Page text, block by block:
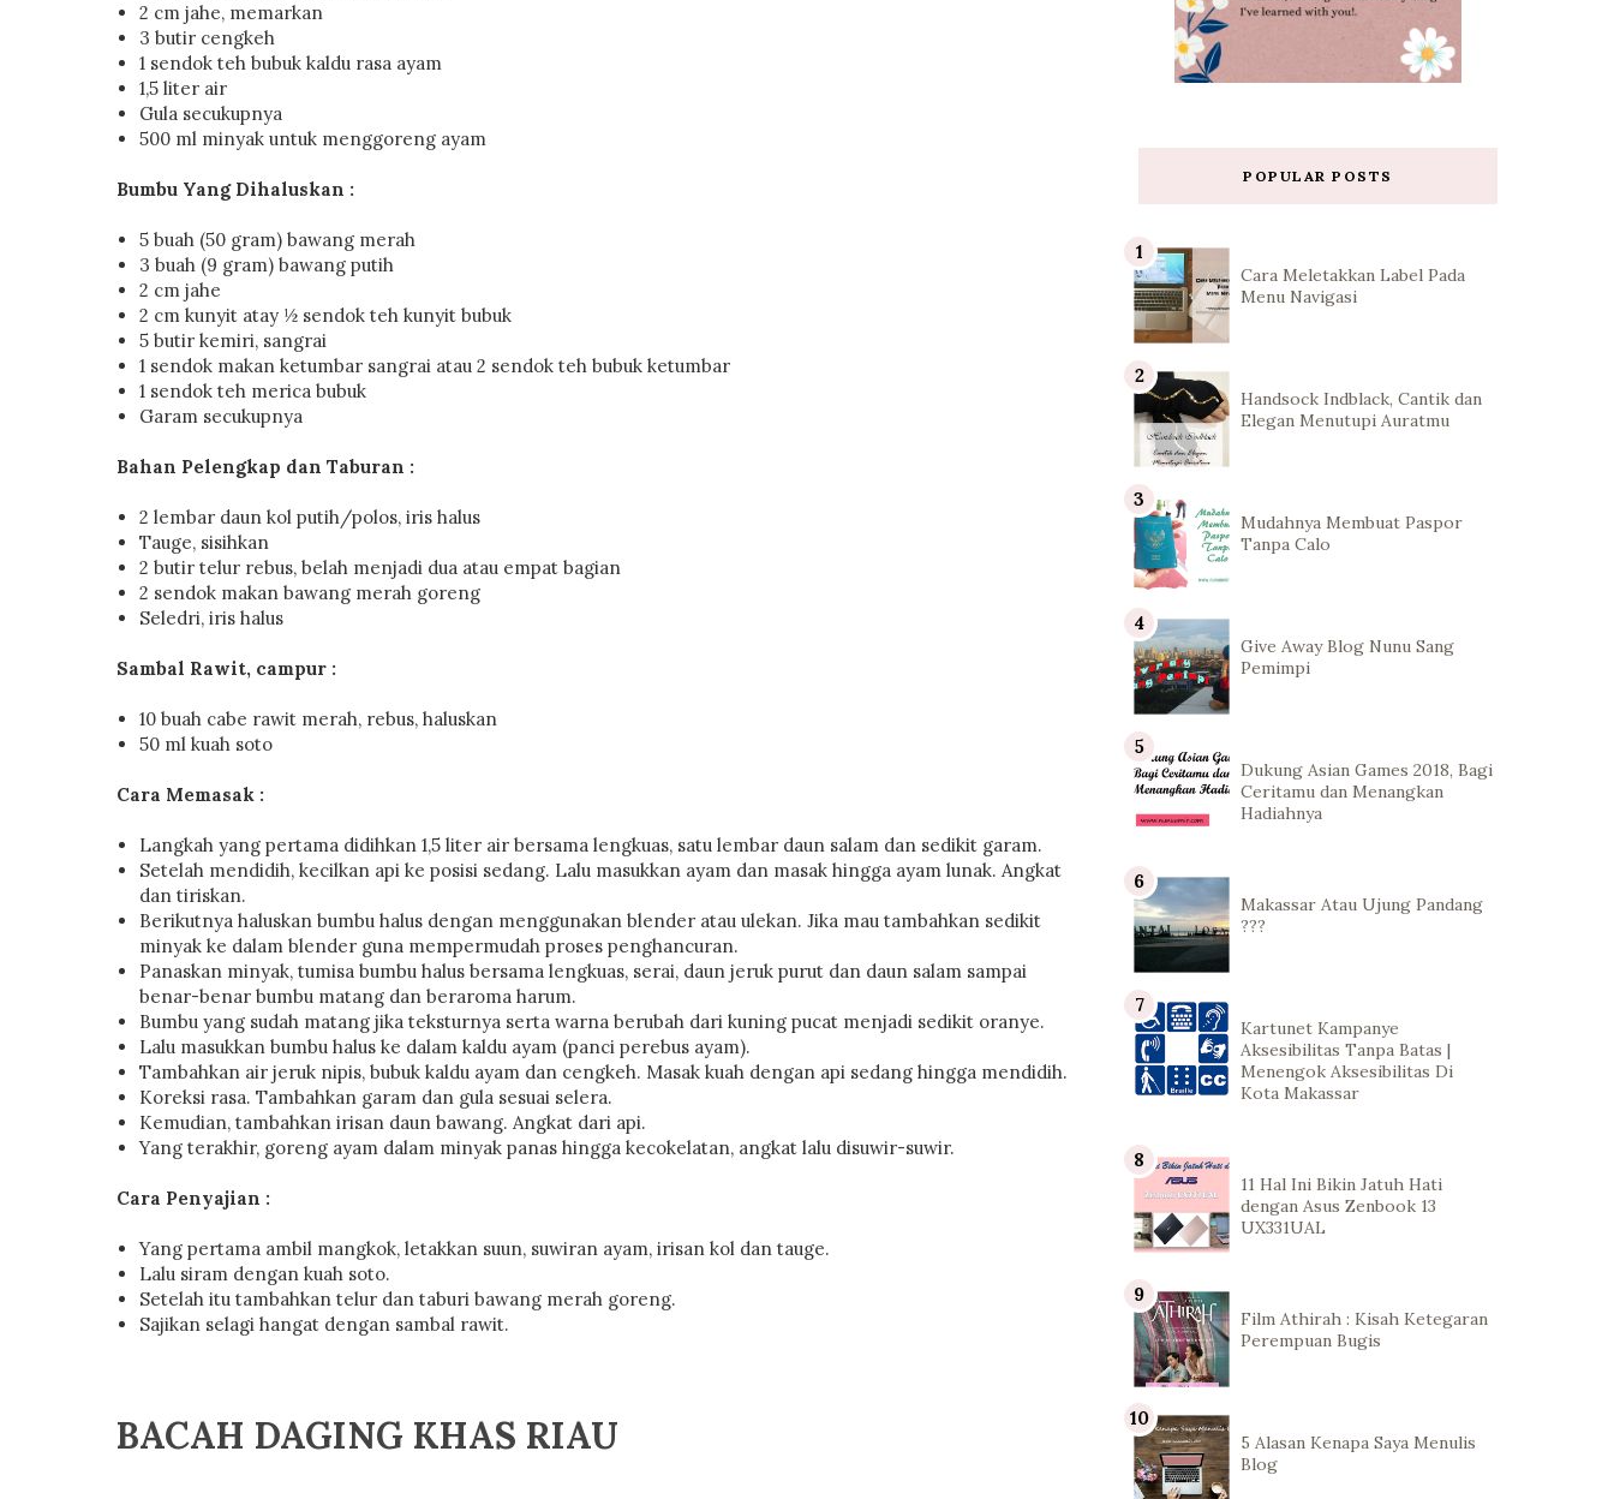
2 cm jahe, memarkan
3 butir cengkeh
1 sendok teh bubuk kaldu rasa ayam
1,5 liter air
Gula secukupnya
500 ml minyak untuk menggoreng ayam
Bumbu Yang Dihaluskan :
5 buah (50 gram) bawang merah
3 buah (9 gram) bawang putih
2 cm jahe
2 cm kunyit atay ½ sendok teh kunyit bubuk
5 butir kemiri, sangrai
1 sendok makan ketumbar sangrai atau 2 sendok teh bubuk ketumbar
1 sendok teh merica bubuk
Garam secukupnya
Bahan Pelengkap dan Taburan :
2 lembar daun kol putih/polos, iris halus
Tauge, sisihkan
2 butir telur rebus, belah menjadi dua atau empat bagian
2 sendok makan bawang merah goreng
Seledri, iris halus
Sambal Rawit, campur :
10 buah cabe rawit merah, rebus, haluskan
50 ml kuah soto
Cara Memasak :
Langkah yang pertama didihkan 1,5 liter air bersama lengkuas, satu lembar daun salam dan sedikit garam.
Setelah mendidih, kecilkan api ke posisi sedang. Lalu masukkan ayam dan masak hingga ayam lunak. Angkat
dan tiriskan.
Berikutnya haluskan bumbu halus dengan menggunakan blender atau ulekan. Jika mau tambahkan sedikit
minyak ke dalam blender guna mempermudah proses penghancuran.
Panaskan minyak, tumisa bumbu halus bersama lengkuas, serai, daun jeruk purut dan daun salam sampai
benar-benar bumbu matang dan beraroma harum.
Bumbu yang sudah matang jika teksturnya serta warna berubah dari kuning pucat menjadi sedikit oranye.
Lalu masukkan bumbu halus ke dalam kaldu ayam (panci perebus ayam).
Tambahkan air jeruk nipis, bubuk kaldu ayam dan cengkeh. Masak kuah dengan api sedang hingga mendidih.
Koreksi rasa. Tambahkan garam dan gula sesuai selera.
Kemudian, tambahkan irisan daun bawang. Angkat dari api.
Yang terakhir, goreng ayam dalam minyak panas hingga kecokelatan, angkat lalu disuwir-suwir.
Cara Penyajian :
Yang pertama ambil mangkok, letakkan suun, suwiran ayam, irisan kol dan tauge.
Lalu siram dengan kuah soto.
Setelah itu tambahkan telur dan taburi bawang merah goreng.
Sajikan selagi hangat dengan sambal rawit.
BACAH DAGING KHAS RIAU
POPULAR POSTS
Cara Meletakkan Label Pada
Menu Navigasi
Handsock Indblack, Cantik dan
Elegan Menutupi Auratmu
Mudahnya Membuat Paspor
Tanpa Calo
Give Away Blog Nunu Sang
Pemimpi
Dukung Asian Games 2018, Bagi
Ceritamu dan Menangkan
Hadiahnya
Makassar Atau Ujung Pandang
???
Kartunet Kampanye
Aksesibilitas Tanpa Batas |
Menengok Aksesibilitas Di
Kota Makassar
11 Hal Ini Bikin Jatuh Hati
dengan Asus Zenbook 13
UX331UAL
Film Athirah : Kisah Ketegaran
Perempuan Bugis
5 Alasan Kenapa Saya Menulis
Blog